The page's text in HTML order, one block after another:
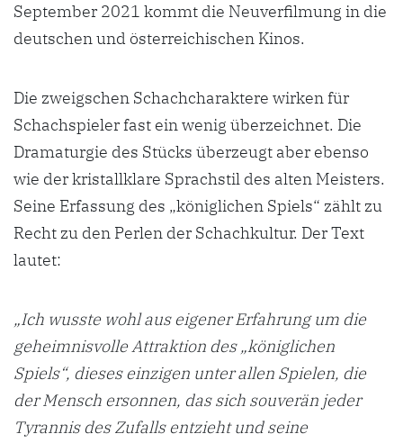
September 2021 kommt die Neuverfilmung in die
deutschen und österreichischen Kinos.
Die zweigschen Schachcharaktere wirken für
Schachspieler fast ein wenig überzeichnet. Die
Dramaturgie des Stücks überzeugt aber ebenso
wie der kristallklare Sprachstil des alten Meisters.
Seine Erfassung des „königlichen Spiels“ zählt zu
Recht zu den Perlen der Schachkultur. Der Text
lautet:
„Ich wusste wohl aus eigener Erfahrung um die
geheimnisvolle Attraktion des „königlichen
Spiels“, dieses einzigen unter allen Spielen, die
der Mensch ersonnen, das sich souverän jeder
Tyrannis des Zufalls entzieht und seine